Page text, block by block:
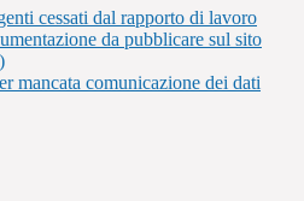
cessati dal rapporto di lavoro
da pubblicare sul sito
mancata comunicazione dei dati